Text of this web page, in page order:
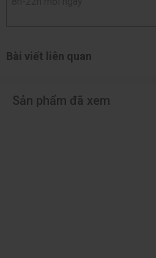
Bài viết liên quan
Sản phẩm đã xem